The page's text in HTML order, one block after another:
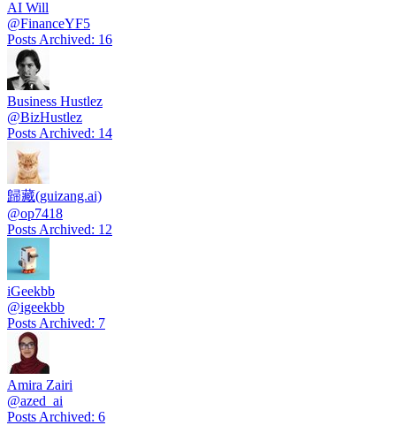
AI Will
@FinanceYF5
Posts Archived: 16
Business Hustlez
@BizHustlez
Posts Archived: 14
歸藏(guizang.ai)
@op7418
Posts Archived: 12
iGeekbb
@igeekbb
Posts Archived: 7
Amira Zairi
@azed_ai
Posts Archived: 6